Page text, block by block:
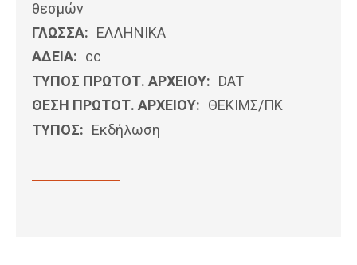
θεσμών
ΓΛΩΣΣΑ: ΕΛΛΗΝΙΚΆ
ΑΔΕΙΑ: cc
ΤΥΠΟΣ ΠΡΩΤΟΤ. ΑΡΧΕΙΟΥ: DAT
ΘΕΣΗ ΠΡΩΤΟΤ. ΑΡΧΕΙΟΥ: ΘΕΚΙΜΣ/ΠΚ
ΤΥΠΟΣ: Εκδήλωση